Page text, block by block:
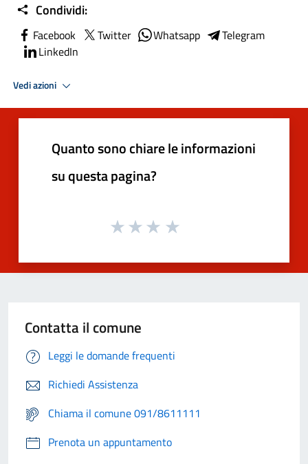
Condividi:
Facebook Twitter Whatsapp
Telegram
LinkedIn
Vedi azioni
Quanto sono chiare le informazioni
su questa pagina?
Contatta il comune
Leggi le domande frequenti
Richiedi Assistenza
Chiama il comune 091/8611111
Prenota un appuntamento